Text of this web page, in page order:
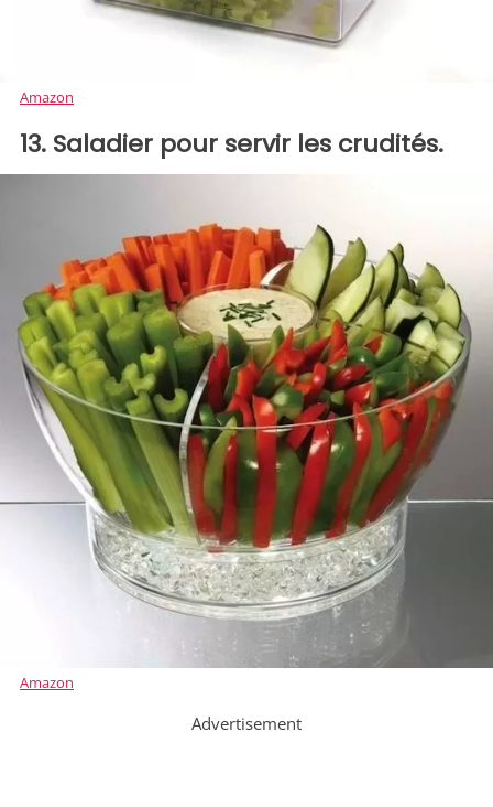
Amazon
13. Saladier pour servir les crudités.
Amazon
Advertisement